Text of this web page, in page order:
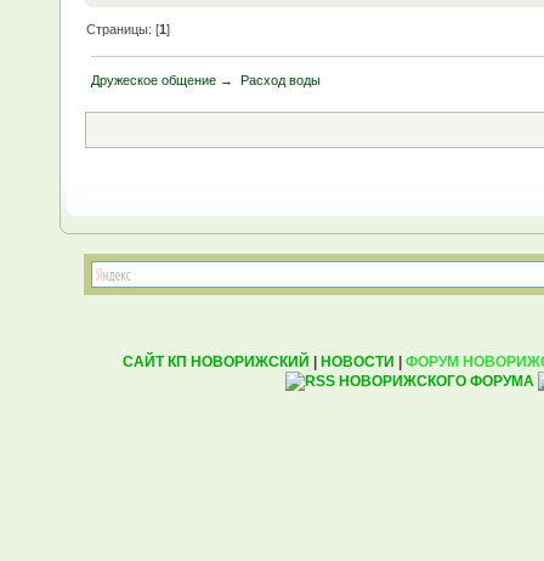
Страницы: [1]
Дружеское общение → Расход воды
САЙТ КП НОВОРИЖСКИЙ НОВОСТИ ФОРУМ